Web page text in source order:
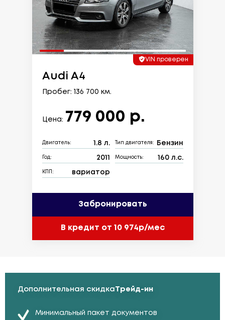
VIN проверен
Audi A4
Пробег: 136 700 км.
Цена: 779 000 р.
Двигатель: 1.8 л. Тип двигателя: Бензин
Год: 2011 Мощность: 160 л.с.
КПП: вариатор
Забронировать
В кредит от 10 974р/мес
Дополнительная скидкаТрейд-ин
Минимальный пакет документов